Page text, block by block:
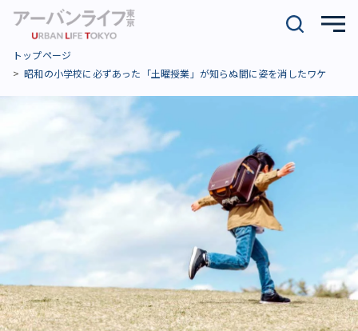
トップページ
昭和の小学校に必ずあった「土曜授業」が知らぬ間に姿を消したワケ